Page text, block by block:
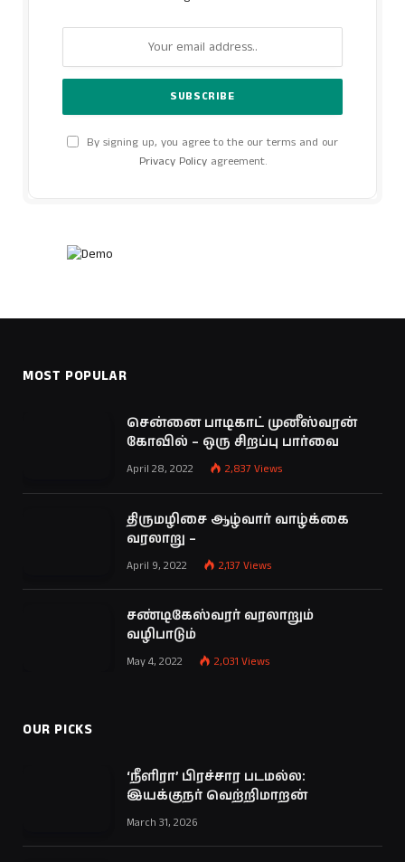
By signing up, you agree to the our terms and our
Privacy Policyagreement.
MOST POPULAR
சென்னை பாடிகாட் முனீஸ்வரன்
கோவில் – ஒரு சிறப்பு பார்வை
April 28, 2022 2,837 Views
திருமழிசை ஆழ்வார் வாழ்க்கை
வரலாறு –
April 9, 2022 2,137 Views
சண்டிகேஸ்வரர் வரலாறும்
வழிபாடும்
May 4, 2022 2,031 Views
OUR PICKS
‘நீளிரா’ பிரச்சார படமல்ல:
இயக்குநர் வெற்றிமாறன்
March 31, 2026